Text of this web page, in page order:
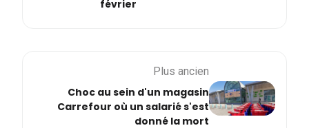
février
Plus ancien
Choc au sein d'un magasin
Carrefour où un salarié s'est
donné la mort